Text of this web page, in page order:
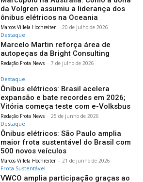
da Volgren assumiu a liderança dos
ônibus elétricos na Oceania
Marcos Villela Hochreiter - 20 de julho de 2026
Destaque
Marcelo Martin reforça área de
autopeças da Bright Consulting
Redação Frota News - 7 de julho de 2026
Destaque
Ônibus elétricos: Brasil acelera
expansão e bate recordes em 2026;
Vitória começa teste com e-Volksbus
Redação Frota News - 25 de junho de 2026
Destaque
Ônibus elétricos: São Paulo amplia
maior frota sustentável do Brasil com
500 novos veículos
Marcos Villela Hochreiter - 21 de junho de 2026
Frota Sustentável
VWCO amplia participação graças ao